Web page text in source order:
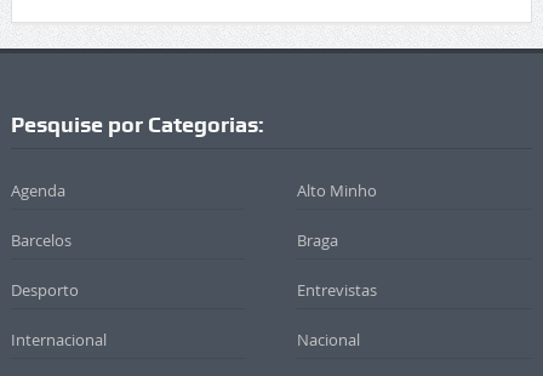
Pesquise por Categorias:
Agenda Alto Minho
Barcelos Braga
Desporto Entrevistas
Internacional Nacional